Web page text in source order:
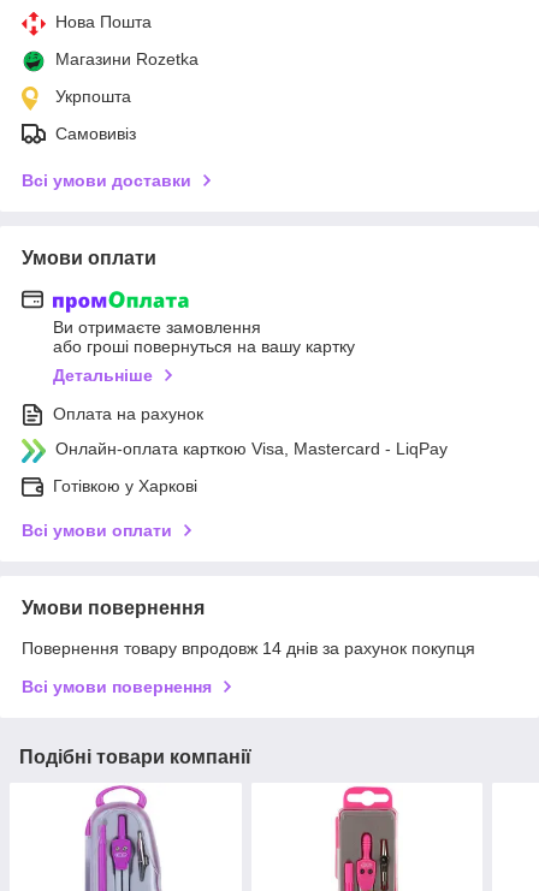
Нова Пошта
Магазини Rozetka
Укрпошта
Самовивіз
Всі умови доставки
Умови оплати
Ви отримаєте замовлення
або гроші повернуться на вашу картку
Детальніше
Оплата на рахунок
Онлайн-оплата карткою Visa, Mastercard - LiqPay
Готівкою у Харкові
Всі умови оплати
Умови повернення
Повернення товару впродовж 14 днів за рахунок покупця
Всі умови повернення
Подібні товари компанії